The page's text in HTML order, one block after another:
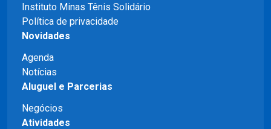
Instituto Minas Tênis Solidário
Política de privacidade
Novidades
Agenda
Notícias
Aluguel e Parcerias
Negócios
Atividades